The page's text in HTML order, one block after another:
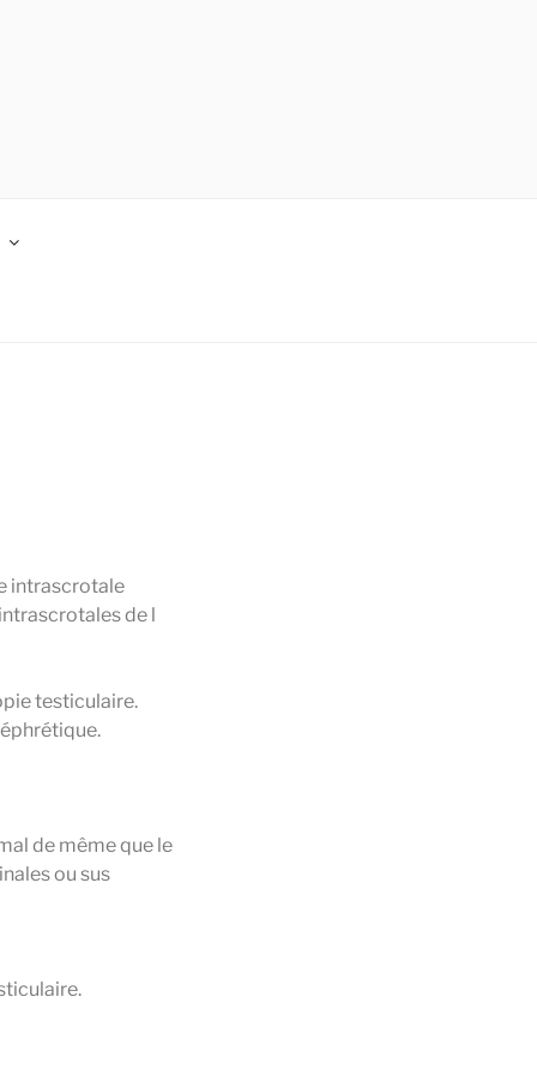
intrascrotale
de l
testiculaire.
de même que le
ou sus